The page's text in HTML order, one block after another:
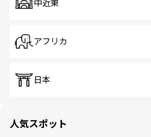
中近東
アフリカ
日本
人気スポット